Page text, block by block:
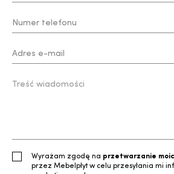
Wyrażam zgodę na przetwarzanie
przez Mebelpłyt w celu przesyłania mi